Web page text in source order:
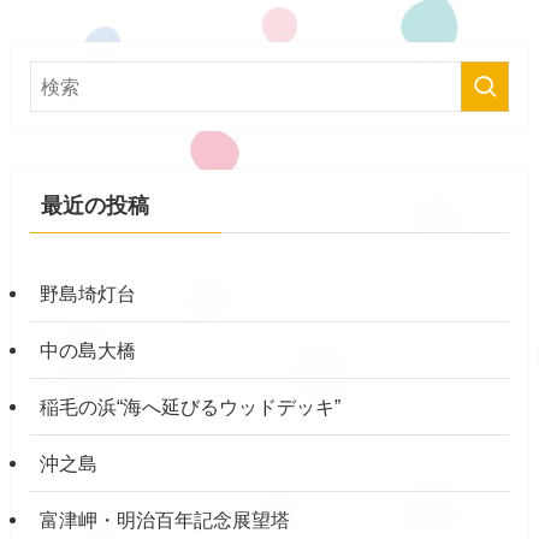
最近の投稿
野島埼灯台
中の島大橋
稲毛の浜“海へ延びるウッドデッキ”
沖之島
富津岬・明治百年記念展望塔